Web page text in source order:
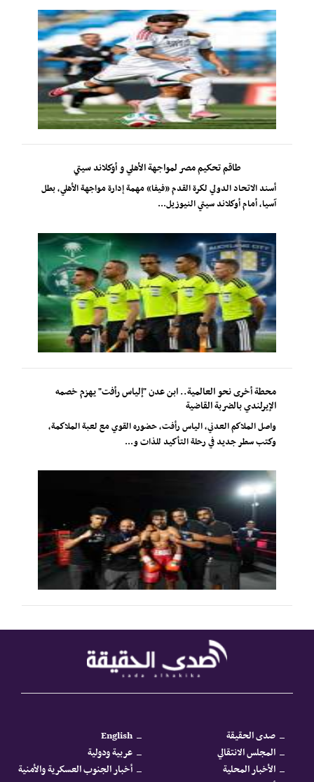
طاقم تحكيم مصر لمواجهة الأهلي و أوكلاند سيتي
أسند الاتحاد الدولي لكرة القدم «فيفا» مهمة إدارة مواجهة الأهلي، بطل
آسيا، أمام أوكلاند سيتي النيوزيل...
محطة أخرى نحو العالمية.. ابن عدن "إلياس رأفت" يهزم خصمه
الإيرلندي بالضربة القاضية
واصل الملاكم العدني، الياس رأفت، حضوره القوي مع لعبة الملاكمة،
وكتب سطر جديد في رحلة التأكيد للذات و...
صدى الحقيقة
English
المجلس الانتقالي
عربية ودولية
الأخبار المحلية
أخبار الجنوب العسكرية والأمنية